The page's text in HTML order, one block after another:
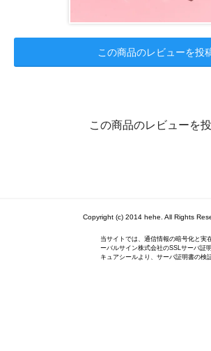
この商品のレビューを投
この商品のレビューを
Copyright (c) 2014 hehe. All Rights
当サイトでは、通信情報の暗号化と実
ーバルサイン株式会社のSSLサーバ証
キュアシールより、サーバ証明書の検